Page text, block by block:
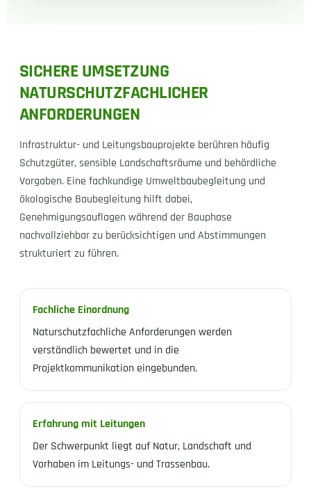
SICHERE UMSETZUNG
NATURSCHUTZFACHLICHER
ANFORDERUNGEN
Infrastruktur- und Leitungsbauprojekte berühren häufig
Schutzgüter, sensible Landschaftsräume und behördliche
Vorgaben. Eine fachkundige Umweltbaubegleitung und
ökologische Baubegleitung hilft dabei,
Genehmigungsauflagen während der Bauphase
nachvollziehbar zu berücksichtigen und Abstimmungen
strukturiert zu führen.
Fachliche Einordnung
Naturschutzfachliche Anforderungen werden
verständlich bewertet und in die
Projektkommunikation eingebunden.
Erfahrung mit Leitungen
Der Schwerpunkt liegt auf Natur, Landschaft und
Vorhaben im Leitungs- und Trassenbau.